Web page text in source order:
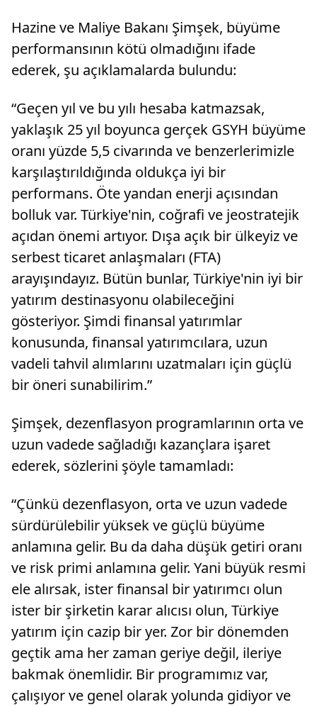
Hazine ve Maliye Bakanı Şimşek, büyüme
performansının kötü olmadığını ifade
ederek, şu açıklamalarda bulundu:
“Geçen yıl ve bu yılı hesaba katmazsak,
yaklaşık 25 yıl boyunca gerçek GSYH büyüme
oranı yüzde 5,5 civarında ve benzerlerimizle
karşılaştırıldığında oldukça iyi bir
performans. Öte yandan enerji açısından
bolluk var. Türkiye'nin, coğrafi ve jeostratejik
açıdan önemi artıyor. Dışa açık bir ülkeyiz ve
serbest ticaret anlaşmaları (FTA)
arayışındayız. Bütün bunlar, Türkiye'nin iyi bir
yatırım destinasyonu olabileceğini
gösteriyor. Şimdi finansal yatırımlar
konusunda, finansal yatırımcılara, uzun
vadeli tahvil alımlarını uzatmaları için güçlü
bir öneri sunabilirim.”
Şimşek, dezenflasyon programlarının orta ve
uzun vadede sağladığı kazançlara işaret
ederek, sözlerini şöyle tamamladı:
“Çünkü dezenflasyon, orta ve uzun vadede
sürdürülebilir yüksek ve güçlü büyüme
anlamına gelir. Bu da daha düşük getiri oranı
ve risk primi anlamına gelir. Yani büyük resmi
ele alırsak, ister finansal bir yatırımcı olun
ister bir şirketin karar alıcısı olun, Türkiye
yatırım için cazip bir yer. Zor bir dönemden
geçtik ama her zaman geriye değil, ileriye
bakmak önemlidir. Bir programımız var,
çalışıyor ve genel olarak yolunda gidiyor ve